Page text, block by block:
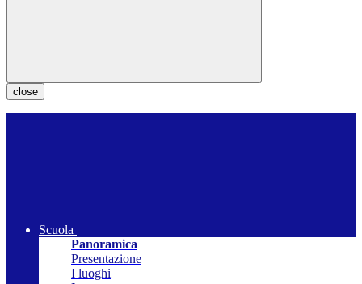
close
Scuola
Panoramica
Presentazione
I luoghi